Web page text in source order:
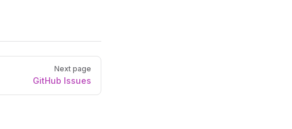
Next page
GitHub Issues